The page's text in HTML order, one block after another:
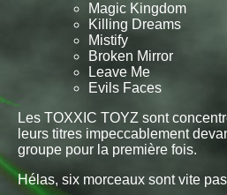
Magic Kingdom
Killing Dreams
Mistify
Broken Mirror
Leave Me
Evils Faces
Les TOXXIC TOYZ sont
leurs titres impeccablement
groupe pour la première fois.
Hélas, six morceaux sont vite